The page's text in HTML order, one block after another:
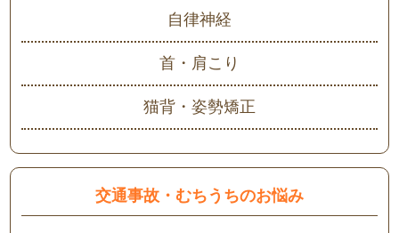
自律神経
首・肩こり
猫背・姿勢矯正
交通事故・むちうちのお悩み